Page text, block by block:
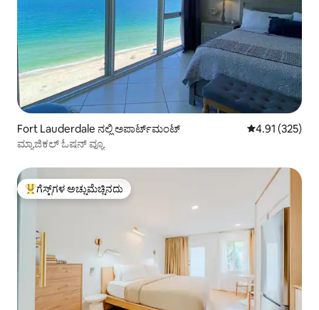
Fort Lauderdale ನಲ್ಲಿ ಅಪಾರ್ಟ್‌ಮಂಟ್ 5 ರಲ್ಲಿ 4.91
4.91 (325)
ಮ್ಯಾಜಿಕಲ್ ಓಷನ್ ವ್ಯೂ
ಗೆಸ್ಟ್‌ಗಳಿಗೆ ಅತಿ ಹೆಚ್ಚು ಅಚ್ಚುಮೆಚ್ಚಿನದು
ಗೆಸ್ಟ್‌ಗಳ ಅಚ್ಚುಮೆಚ್ಚಿನದು